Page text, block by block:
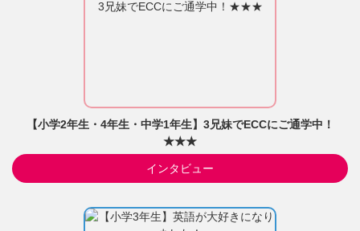
【小学2年生・4年生・中学1年生】3兄妹でECCにご通学中！
★★★
インタビュー